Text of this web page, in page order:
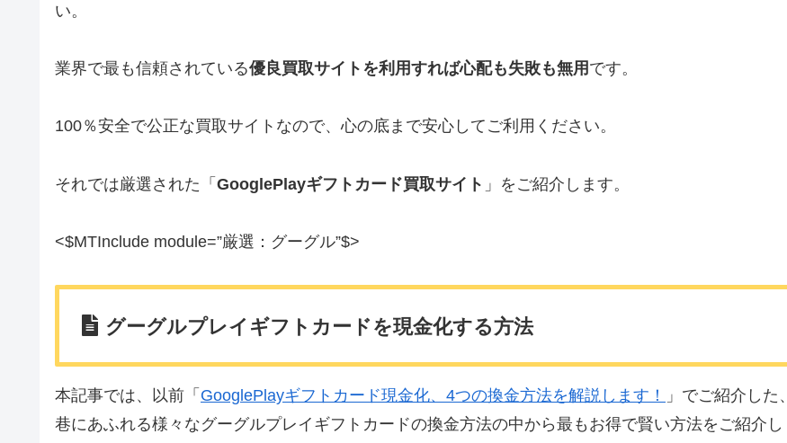
い。
業界で最も信頼されている優良買取サイトを利用すれば心配も失敗も無用 です。
100％安全で公正な買取サイトなので、心の底まで安心してご利用ください。
それでは厳選された「 GooglePlayギフトカード買取サイト 」をご紹介します。
<$MTInclude module=”厳選：グーグル”$>
グーグルプレイギフトカードを現金化する方法
本記事では、以前 「 GooglePlayギフトカード現金化、4つの換金方法を解説します！ 」 でご紹介した、
巷にあふれる様々なグーグルプレイギフトカードの換金方法の中から最もお得で賢い方法をご紹介し